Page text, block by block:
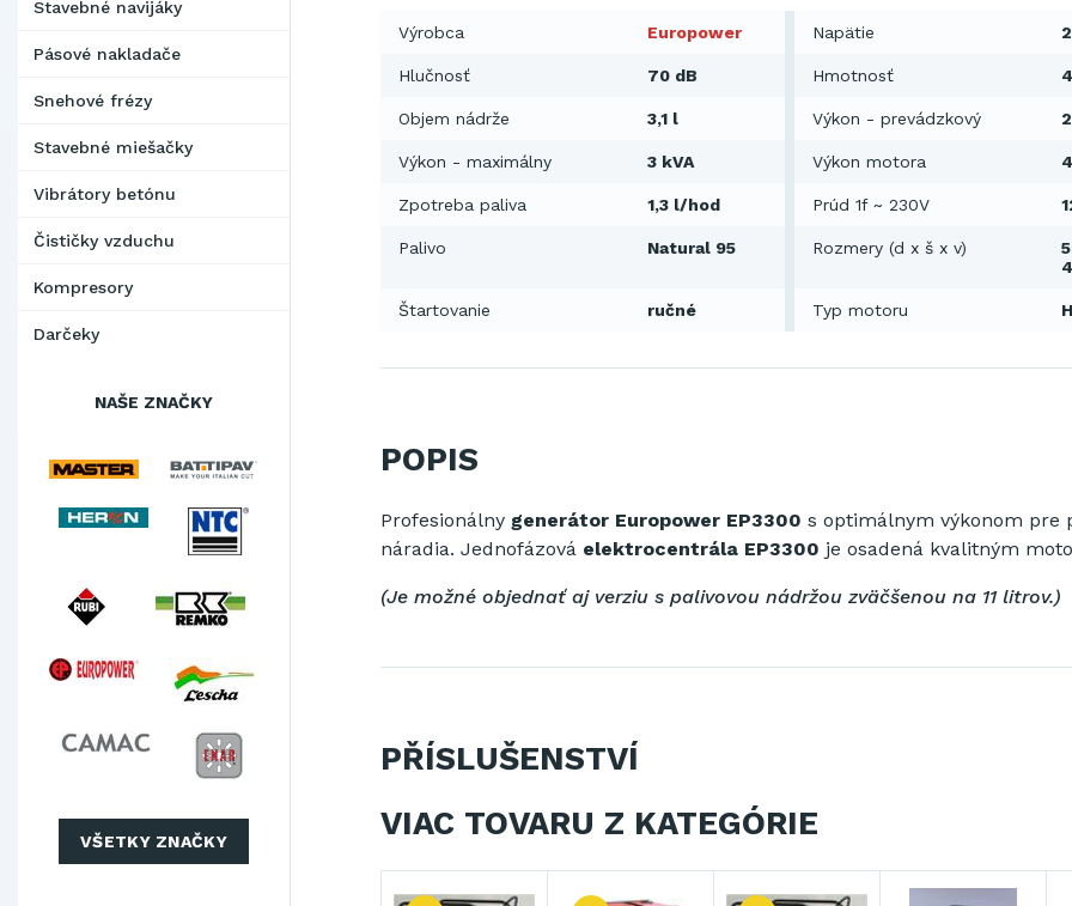
Stavebné navijáky
Pásové nakladače
Snehové frézy
Stavebné miešačky
Vibrátory betónu
Čističky vzduchu
Kompresory
Darčeky
NAŠE ZNAČKY
VŠETKY ZNAČKY
Výrobca Europower Napätie
Hlučnosť 70 dB Hmotnosť
Objem nádrže 3,1 l Výkon - prevádzkový
Výkon - maximálny 3 kVA Výkon motora
Zpotreba paliva 1,3 l/hod Prúd 1f ~ 230V
Palivo Natural 95 Rozmery (d x š x v)
Štartovanie ručné Typ motoru
POPIS
Profesionálny generátor Europower EP3300 s optimálnym výkonom pre
náradia. Jednofázová elektrocentrála EP3300 je osadená kvalitným
(Je možné objednať aj verziu s palivovou nádržou zväčšenou na 11 litrov.)
PŘÍSLUŠENSTVÍ
VIAC TOVARU Z KATEGÓRIE